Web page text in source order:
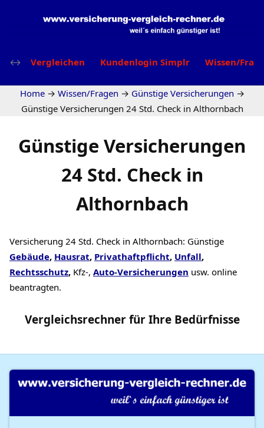
Vergleichen Kundenlogin Simplr Wissen/
Home → Wissen/Fragen → Günstige Versicherungen →
Günstige Versicherungen 24 Std. Check in Althornbach
Günstige Versicherungen
24 Std. Check in
Althornbach
Versicherung 24 Std. Check in Althornbach: Günstige
Gebäude, Hausrat, Privathaftpflicht, Unfall,
Rechtsschutz, Kfz-, Auto-Versicherungen usw. online
beantragten.
Vergleichsrechnerfür Ihre Bedürfnisse